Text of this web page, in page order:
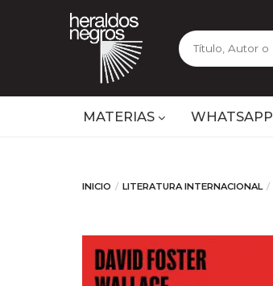
MATERIAS WHATSAPP
INICIO LITERATURA INTERNACIONAL